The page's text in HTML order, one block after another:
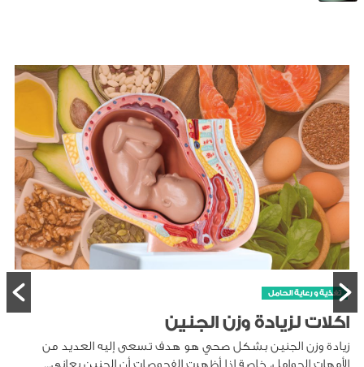
الطفل صحة الطفل
كيفية تنظيف انف الرضيع
تنظيف أنف الرضيع أمر ضروري لأنه يمكن أن يتراكم المخاط في أنفه،
مما يسبب صعوبة في التنفس والرضاعة والنوم. يمكن...